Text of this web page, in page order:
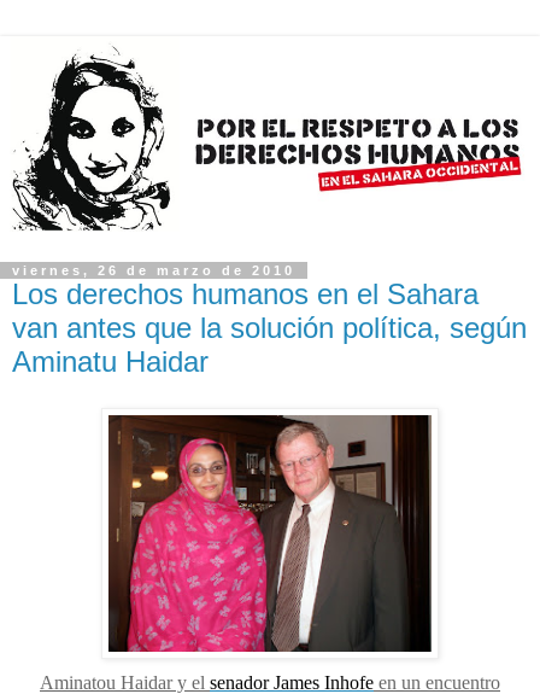
viernes, 26 de marzo de 2010
Los derechos humanos en el Sahara
van antes que la solución política, según
Aminatu Haidar
Aminatou Haidar y el senador James Inhofe en un encuentro